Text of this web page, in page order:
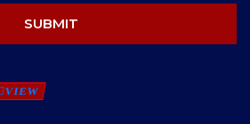
SUBMIT
VIEW